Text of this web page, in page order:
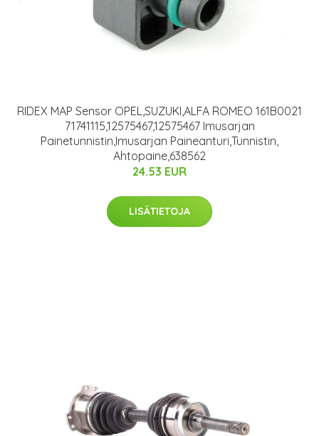
RIDEX MAP Sensor OPEL,SUZUKI,ALFA ROMEO 161B0021
71741115,12575467,12575467 Imusarjan
Painetunnistin,Imusarjan Paineanturi,Tunnistin,
Ahtopaine,638562
24.53 EUR
LISÄTIETOJA